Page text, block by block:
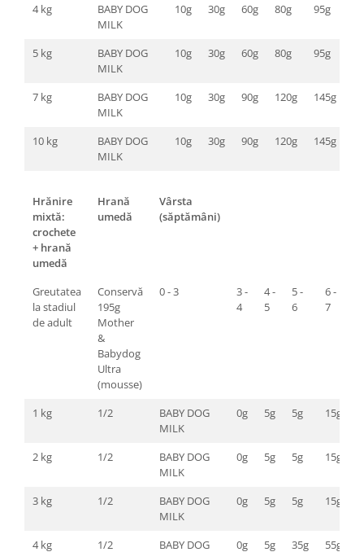
4 kg
BABY DOG
MILK
10g 30g 60g 80g 95g
5 kg
BABY DOG
MILK
10g 30g 60g 80g 95g
7 kg
BABY DOG
MILK
10g 30g 90g 120g 145g
10 kg
BABY DOG
MILK
10g 30g 90g 120g 145g
Hrănire
mixtă:
crochete
+ hrană
umedă
Hrană
umedă
Vârsta
(săptămâni)
Greutatea
la stadiul
de adult
Conservă
195g
Mother
&
Babydog
Ultra
(mousse)
0 - 3
3 -
4
4 -
5
5 -
6
6 -
7
1 kg 1/2
BABY DOG
MILK
0g 5g 5g 15g
2 kg 1/2
BABY DOG
MILK
0g 5g 5g 15g
3 kg 1/2
BABY DOG
MILK
0g 5g 5g 15g
4 kg 1/2
BABY DOG
0g 5g 35g 55g